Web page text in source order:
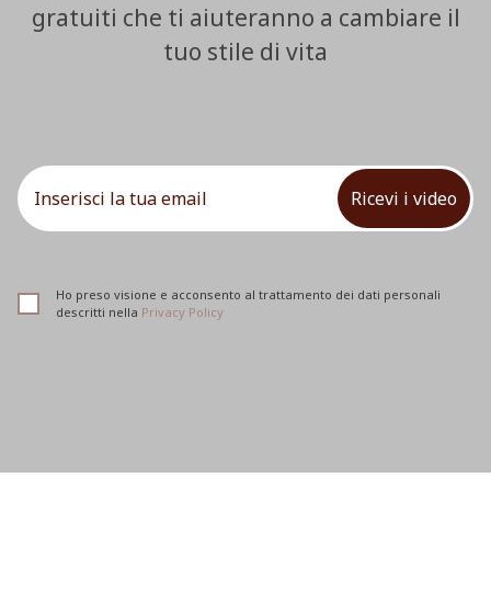
gratuiti che ti aiuteranno a cambiare il
tuo stile di vita
Ricevi i video
Ho preso visione e acconsento al trattamento dei dati personali
descritti nella Privacy Policy